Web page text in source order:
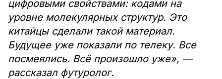
цифровыми свойствами: кодами на
уровне молекулярных структур. Это
китайцы сделали такой материал.
Будущее уже показали по телеку. Все
посмеялись. Всё произошло уже», —
рассказал футуролог.